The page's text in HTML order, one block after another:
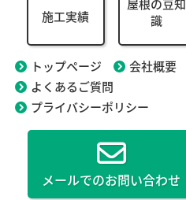
施工実績
屋根の豆知
識
トップページ
会社概要
よくあるご質問
プライバシーポリシー
メールでのお問い合わせ